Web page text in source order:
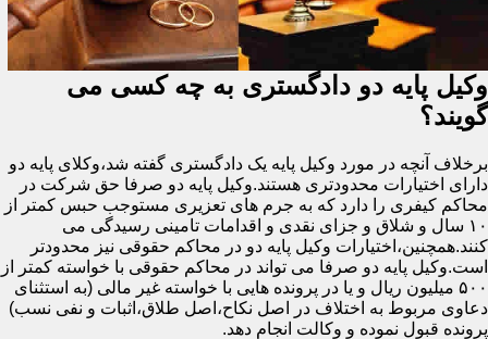
وکیل پایه دو دادگستری به چه کسی می
گویند؟
برخلاف آنچه در مورد وکیل پایه یک دادگستری گفته شد،وکلای پایه دو
دارای اختیارات محدودتری هستند.وکیل پایه دو صرفا حق شرکت در
محاکم کیفری را دارد که به جرم های تعزیری مستوجب حبس کمتر از
۱۰ سال و شلاق و جزای نقدی و اقدامات تامینی رسیدگی می
کنند.همچنین،اختیارات وکیل پایه دو در محاکم حقوقی نیز محدودتر
است.وکیل پایه دو صرفا می تواند در محاکم حقوقی با خواسته کمتر از
۵۰۰ میلیون ریال و یا در پرونده هایی با خواسته غیر مالی (به استثنای
دعاوی مربوط به اختلاف در اصل نکاح،اصل طلاق،اثبات و نفی نسب)
پرونده قبول نموده و وکالت انجام دهد.